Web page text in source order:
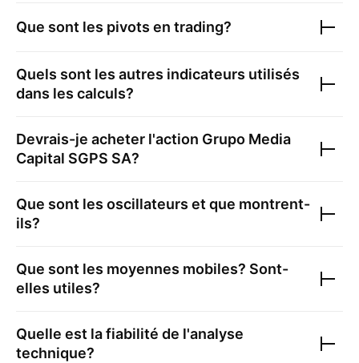
Que sont les pivots en trading?
Quels sont les autres indicateurs utilisés
dans les calculs?
Devrais-je acheter l'action Grupo Media
Capital SGPS SA?
Que sont les oscillateurs et que montrent-
ils?
Que sont les moyennes mobiles? Sont-
elles utiles?
Quelle est la fiabilité de l'analyse
technique?